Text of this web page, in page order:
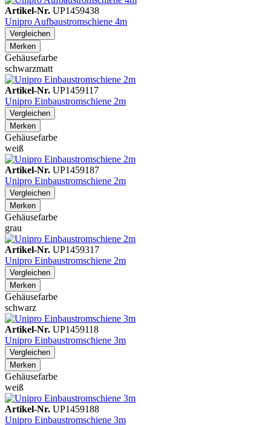
Artikel-Nr. UP1459438
Unipro Aufbaustromschiene 4m
Vergleichen
Merken
Gehäusefarbe
schwarzmatt
Artikel-Nr. UP1459117
Unipro Einbaustromschiene 2m
Vergleichen
Merken
Gehäusefarbe
weiß
Artikel-Nr. UP1459187
Unipro Einbaustromschiene 2m
Vergleichen
Merken
Gehäusefarbe
grau
Artikel-Nr. UP1459317
Unipro Einbaustromschiene 2m
Vergleichen
Merken
Gehäusefarbe
schwarz
Artikel-Nr. UP1459118
Unipro Einbaustromschiene 3m
Vergleichen
Merken
Gehäusefarbe
weiß
Artikel-Nr. UP1459188
Unipro Einbaustromschiene 3m